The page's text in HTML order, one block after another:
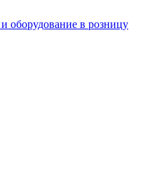
оборудование в розницу